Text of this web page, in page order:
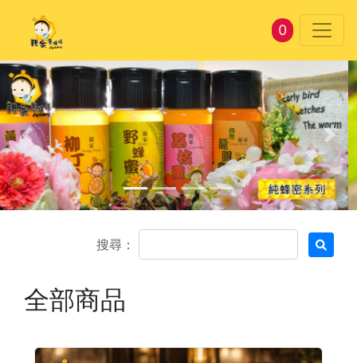
0
Previous slide
搜尋：
全部商品